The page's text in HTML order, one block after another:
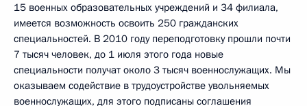
15 военных образовательных учреждений и 34 филиала,
имеется возможность освоить 250 гражданских
специальностей. В 2010 году переподготовку прошли почти
7 тысяч человек, до 1 июля этого года новые
специальности получат около 3 тысяч военнослужащих. Мы
оказываем содействие в трудоустройстве увольняемых
военнослужащих, для этого подписаны соглашения